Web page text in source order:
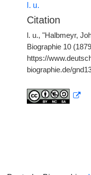
l. u.
Citation
l. u., "Halbmeyr,
Biographie 10
https://
biographie.de/